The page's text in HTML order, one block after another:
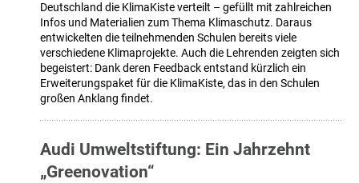
Deutschland die KlimaKiste verteilt – gefüllt mit zahlreichen
Infos und Materialien zum Thema Klimaschutz. Daraus
entwickelten die teilnehmenden Schulen bereits viele
verschiedene Klimaprojekte. Auch die Lehrenden zeigten sich
begeistert: Dank deren Feedback entstand kürzlich ein
Erweiterungspaket für die KlimaKiste, das in den Schulen
großen Anklang findet.
Audi Umweltstiftung: Ein Jahrzehnt
„Greenovation“